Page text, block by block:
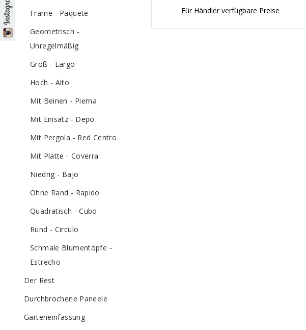
Für Händler verfügbare Preise
Frame - Paquete
Geometrisch -
Unregelmäßig
Groß - Largo
Hoch - Alto
Mit Beinen - Pierna
Mit Einsatz - Depo
Mit Pergola - Red Centro
Mit Platte - Coverra
Niedrig - Bajo
Ohne Rand - Rapido
Quadratisch - Cubo
Rund - Circulo
Schmale Blumentöpfe -
Estrecho
Der Rest
Durchbrochene Paneele
Garteneinfassung